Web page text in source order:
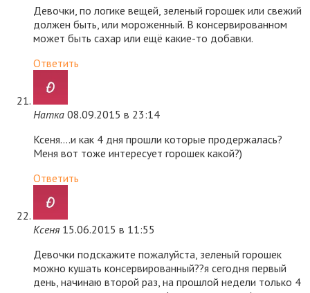
Девочки, по логике вещей, зеленый горошек или свежий
должен быть, или мороженный. В консервированном
может быть сахар или ещё какие-то добавки.
Ответить
Натка 08.09.2015 в 23:14
Ксеня….и как 4 дня прошли которые продержалась?
Меня вот тоже интересует горошек какой?)
Ответить
Ксеня 15.06.2015 в 11:55
Девочки подскажите пожалуйста, зеленый горошек
можно кушать консервированный??я сегодня первый
день, начинаю второй раз, на прошлой недели только 4